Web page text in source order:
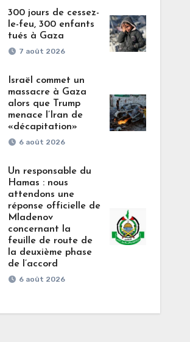
300 jours de cessez-
le-feu, 300 enfants
tués à Gaza
7 août 2026
Israël commet un
massacre à Gaza
alors que Trump
menace l’Iran de
«décapitation»
6 août 2026
Un responsable du
Hamas : nous
attendons une
réponse officielle de
Mladenov
concernant la
feuille de route de
la deuxième phase
de l’accord
6 août 2026